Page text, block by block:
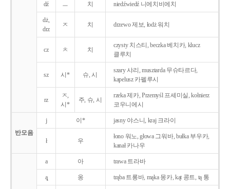
dź ㅡ 치 niedźwiedź 니에치비에치
dż,
drz
ㅈ 치 drzewo 제보, łodż 워치
cz ㅊ 치
czysty 치스티, beczka 베치카, klucz
클루치
sz 시* 슈, 시
szary 샤리, musztarda 무슈타르다,
kapelusz 카펠루시
rz
ㅈ,
시*
주, 슈, 시
rzeka 제카, Przemyśl 프셰미실, kołnierz
코우니에시
반모음
j 이* jasny 야스니, kraj 크라이
ł 우
łono 워노, głowa 그워바, bułka 부우카,
kanał 카나우
a 아 trawa 트라바
ą̨ 옹 trąba 트롱바, mąka 몽카, kąt 콩트, tą 통